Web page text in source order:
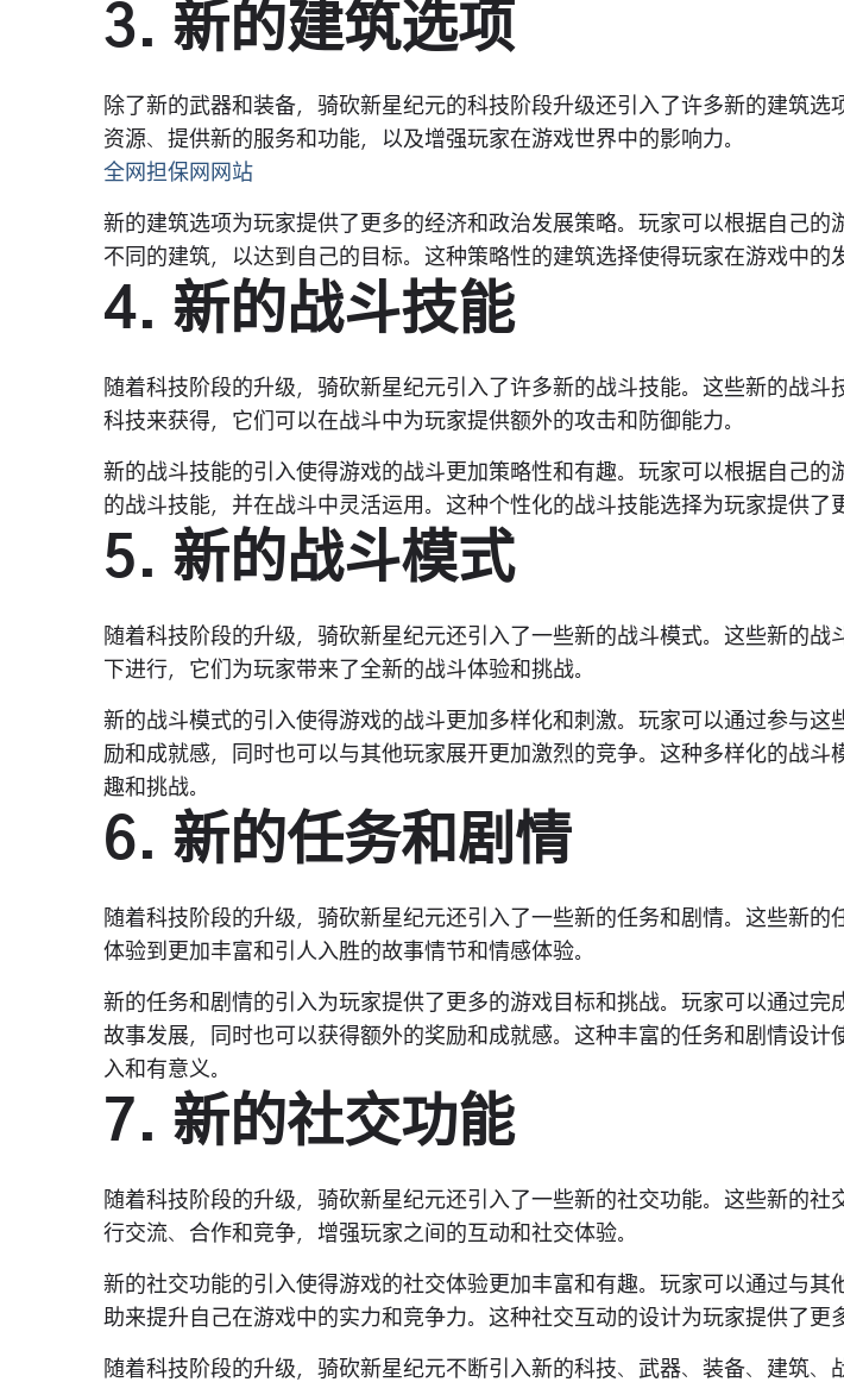
3. 新的建筑选项
除了新的武器和装备，骑砍新星纪元的科技阶段升级还引入了许多新的建筑选
资源、提供新的服务和功能，以及增强玩家在游戏世界中的影响力。
全网担保网网站
新的建筑选项为玩家提供了更多的经济和政治发展策略。玩家可以根据自己的
不同的建筑，以达到自己的目标。这种策略性的建筑选择使得玩家在游戏中的
4. 新的战斗技能
随着科技阶段的升级，骑砍新星纪元引入了许多新的战斗技能。这些新的战斗
科技来获得，它们可以在战斗中为玩家提供额外的攻击和防御能力。
新的战斗技能的引入使得游戏的战斗更加策略性和有趣。玩家可以根据自己的
的战斗技能，并在战斗中灵活运用。这种个性化的战斗技能选择为玩家提供了
5. 新的战斗模式
随着科技阶段的升级，骑砍新星纪元还引入了一些新的战斗模式。这些新的战
下进行，它们为玩家带来了全新的战斗体验和挑战。
新的战斗模式的引入使得游戏的战斗更加多样化和刺激。玩家可以通过参与这
励和成就感，同时也可以与其他玩家展开更加激烈的竞争。这种多样化的战斗
趣和挑战。
6. 新的任务和剧情
随着科技阶段的升级，骑砍新星纪元还引入了一些新的任务和剧情。这些新的
体验到更加丰富和引人入胜的故事情节和情感体验。
新的任务和剧情的引入为玩家提供了更多的游戏目标和挑战。玩家可以通过完
故事发展，同时也可以获得额外的奖励和成就感。这种丰富的任务和剧情设计
入和有意义。
7. 新的社交功能
随着科技阶段的升级，骑砍新星纪元还引入了一些新的社交功能。这些新的社
行交流、合作和竞争，增强玩家之间的互动和社交体验。
新的社交功能的引入使得游戏的社交体验更加丰富和有趣。玩家可以通过与其
助来提升自己在游戏中的实力和竞争力。这种社交互动的设计为玩家提供了更
随着科技阶段的升级，骑砍新星纪元不断引入新的科技、武器、装备、建筑、